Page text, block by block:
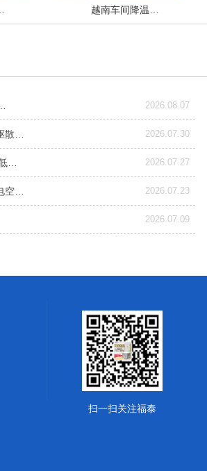
越南车间降温…
2026.08.07
散… 2026.07.30
… 2026.07.27
空… 2026.07.23
2026.07.09
扫一扫关注福泰